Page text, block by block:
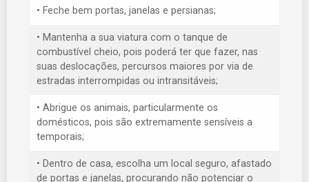
• Feche bem portas, janelas e persianas;
• Mantenha a sua viatura com o tanque de
combustível cheio, pois poderá ter que fazer, nas
suas deslocações, percursos maiores por via de
estradas interrompidas ou intransitáveis;
• Abrigue os animais, particularmente os
domésticos, pois são extremamente sensíveis a
temporais;
• Dentro de casa, escolha um local seguro, afastado
de portas e janelas, procurando não potenciar o